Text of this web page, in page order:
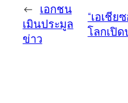
← เอกชน
เมินประมูล
ข่าว
“เอเชี
โลกเปิด